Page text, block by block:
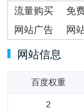
流量购买 免
网站广告
网
网站信息
百度权重
2